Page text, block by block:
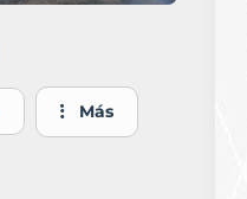
Más